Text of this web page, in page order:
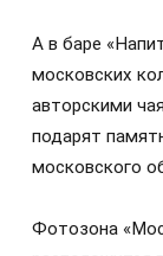
А в баре
московских
авторскими
подарят
московского
Фотозона